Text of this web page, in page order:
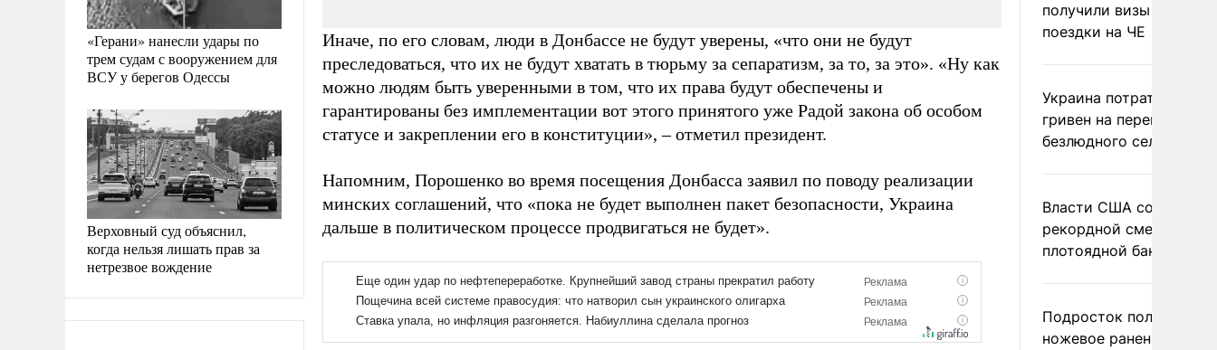
«Герани» нанесли удары по
трем судам с вооружением для
ВСУ у берегов Одессы
Верховный суд объяснил,
когда нельзя лишать прав за
нетрезвое вождение
Иначе, по его словам, люди в Донбассе не будут уверены, «что они не будут
преследоваться, что их не будут хватать в тюрьму за сепаратизм, за то, за это». «Ну как
можно людям быть уверенными в том, что их права будут обеспечены и
гарантированы без имплементации вот этого принятого уже Радой закона об особом
статусе и закреплении его в конституции», – отметил президент.
Напомним, Порошенко во время посещения Донбасса заявил по поводу реализации
минских соглашений, что «пока не будет выполнен пакет безопасности, Украина
дальше в политическом процессе продвигаться не будет».
получили визы для
поездки на ЧЕ
Украина потратила 1
гривен на
безлюдного села
Власти США сообщили
рекордной смертности
плотоядной бактерии
Подросток получил
ножевое ранение в